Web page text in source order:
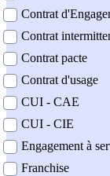
Contrat
Contrat
Contrat pacte
Contrat d'usage
CUI - CAE
CUI - CIE
Engagement à
Franchise